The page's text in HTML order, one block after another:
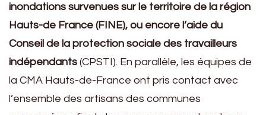
inondations survenues sur le territoire de la région
Hauts-de France (FINE), ou encore l’aide du
Conseil de la protection sociale des travailleurs
indépendants (CPSTI). En parallèle, les équipes de
la CMA Hauts-de-France ont pris contact avec
l’ensemble des artisans des communes